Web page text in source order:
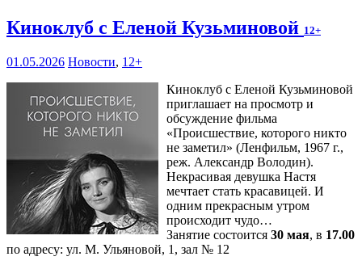
Киноклуб с Еленой Кузьминовой 12+
01.05.2026 Новости, 12+
Киноклуб с Еленой Кузьминовой
приглашает на просмотр и
обсуждение фильма
«Происшествие, которого никто
не заметил» (Ленфильм, 1967 г.,
реж. Александр Володин).
Некрасивая девушка Настя
мечтает стать красавицей. И
одним прекрасным утром
происходит чудо…
Занятие состоится 30 мая, в 17.00
по адресу: ул. М. Ульяновой, 1, зал № 12